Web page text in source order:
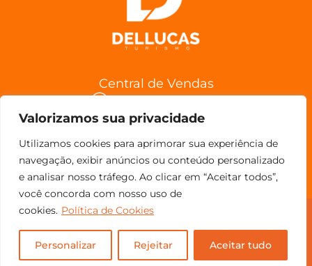
Valorizamos sua privacidade
Utilizamos cookies para aprimorar sua experiência de
navegação, exibir anúncios ou conteúdo personalizado
e analisar nosso tráfego. Ao clicar em “Aceitar todos”,
você concorda com nosso uso de
cookies. Política de Cookies
Personalizar Rejeitar Aceitar tudo
Central de Vendas
Confira a Política de Cancelamentos
© Copyright 2023 - Todos os direitos reservados.